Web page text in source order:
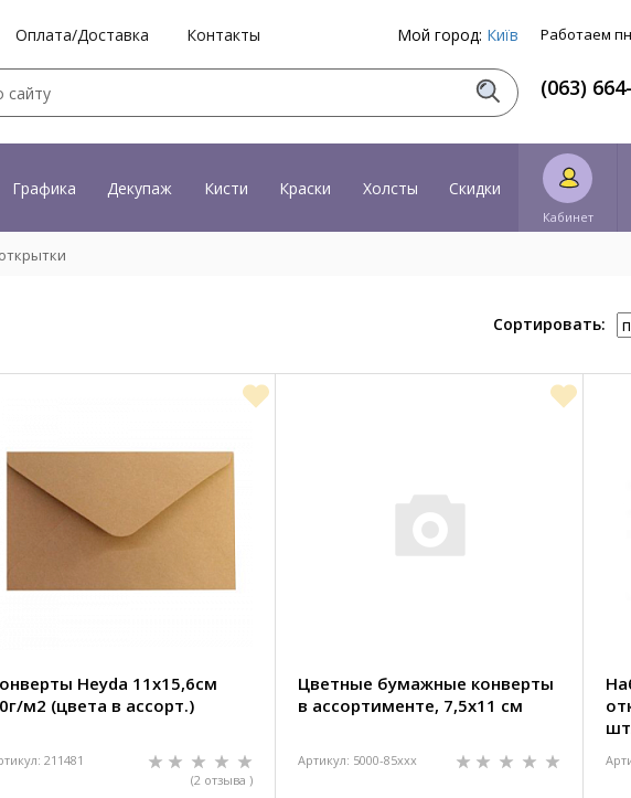
Оплата/Доставка Контакты Мой город: Київ Работаем
(063)
Графика Декупаж Кисти Краски Холсты Скидки
Кабинет
Сортировать:
Heyda 11х15,6см
м2 (цвета в ассорт.)
211481
(2 отзыва )
Цветные бумажные конверты
в ассортименте, 7,5х11 см
Артикул: 5000-85xxx